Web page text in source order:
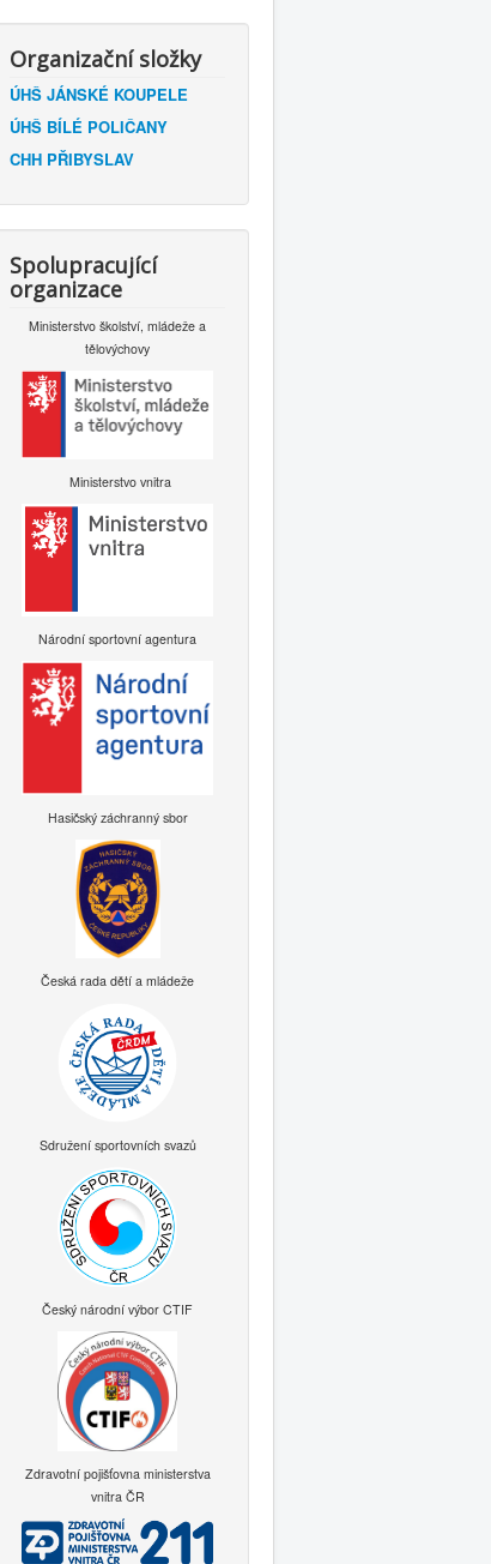
Organizační složky
ÚHŠ JÁNSKÉ KOUPELE
ÚHŠ BÍLÉ POLIČANY
CHH PŘIBYSLAV
Spolupracující
organizace
Ministerstvo školství, mládeže a
tělovýchovy
Ministerstvo vnitra
Národní sportovní agentura
Hasičský záchranný sbor
Česká rada dětí a mládeže
Sdružení sportovních svazů
Český národní výbor CTIF
Zdravotní pojišťovna ministerstva
vnitra ČR